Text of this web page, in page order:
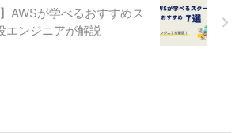
AWSが学べるおすすめス
エンジニアが解説